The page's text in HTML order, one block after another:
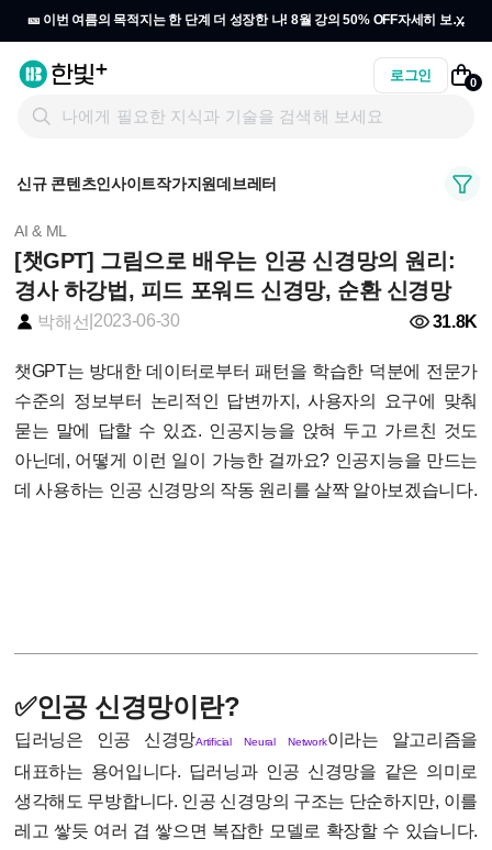
🎫 이번 여름의 목적지는 한 단계 더 성장한 나! 8월 강의 50% OFF자세히 보기
x
로그인 0
신규 콘텐츠인사이트작가지원데브레터
AI & ML
[챗GPT] 그림으로 배우는 인공 신경망의 원리:
경사 하강법, 피드 포워드 신경망, 순환 신경망
박해선 2023-06-30 31.8K
챗GPT는 방대한 데이터로부터 패턴을 학습한 덕분에 전문가
수준의 정보부터 논리적인 답변까지, 사용자의 요구에 맞춰
묻는 말에 답할 수 있죠. 인공지능을 앉혀 두고 가르친 것도
아닌데, 어떻게 이런 일이 가능한 걸까요? 인공지능을 만드는
데 사용하는 인공 신경망의 작동 원리를 살짝 알아보겠습니다.
✅인공 신경망이란?
딥러닝은 인공 신경망Artificial Neural Network이라는 알고리즘을
대표하는 용어입니다. 딥러닝과 인공 신경망을 같은 의미로
생각해도 무방합니다. 인공 신경망의 구조는 단순하지만, 이를
레고 쌓듯 여러 겹 쌓으면 복잡한 모델로 확장할 수 있습니다.